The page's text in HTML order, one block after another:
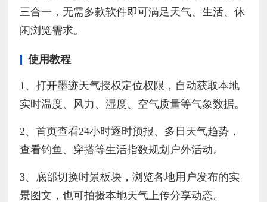
三合一，无需多款软件即可满足天气、生活、休
闲浏览需求。
使用教程
1、打开墨迹天气授权定位权限，自动获取本地
实时温度、风力、湿度、空气质量等气象数据。
2、首页查看24小时逐时预报、多日天气趋势，
查看钓鱼、穿搭等生活指数规划户外活动。
3、底部切换时景板块，浏览各地用户发布的实
景图文，也可拍摄本地天气上传分享动态。